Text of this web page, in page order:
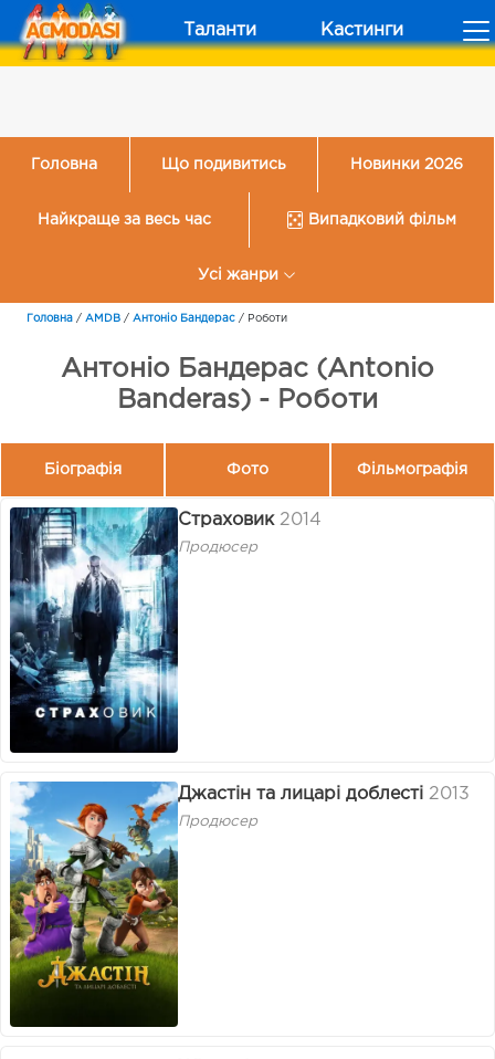
Таланти Кастинги
Головна Що подивитись Новинки 2026
Найкраще за весь час Випадковий фільм
Усі жанри
Головна / AMDB / Антоніо Бандерас / Роботи
Антоніо Бандерас (Antonio
Banderas) - Роботи
Біографія Фото Фільмографія
Страховик 2014
Продюсер
Джастін та лицарі доблесті 2013
Продюсер